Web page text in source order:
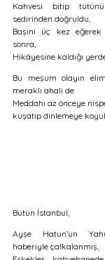
Kahvesi bitip
sedirinden doğruldu,
Başını üç kez
sonra,
Hikâyesine kaldığı
Bu meşum olayın
meraklı ahali de
Meddahı az önceye
kuşatıp dinlemeye
Bütün İstanbul,
Ayşe Hatun’un
haberiyle çalkalanmış,